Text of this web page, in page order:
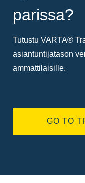
parissa?
Tutustu VARTA®
asiantuntijatason
ammattilaisille.
GO TO